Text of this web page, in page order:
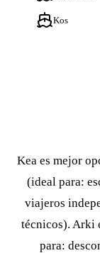
Kos
Kea es mejor
(ideal para:
viajeros
técnicos). Arki
para: